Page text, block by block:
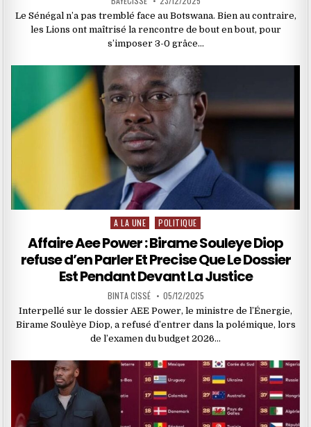
Le Sénégal n’a pas tremblé face au Botswana. Bien au contraire,
les Lions ont maîtrisé la rencontre de bout en bout, pour
s’imposer 3-0 grâce…
Posted
A LA UNE POLITIQUE
Affaire Aee Power : Birame Souleye Diop
refuse d’en Parler Et Precise Que Le Dossier
Est Pendant Devant La Justice
BINTA CISSÉ 05/12/2025
Interpellé sur le dossier AEE Power, le ministre de l’Énergie,
Birame Soulèye Diop, a refusé d’entrer dans la polémique, lors
de l’examen du budget 2026…